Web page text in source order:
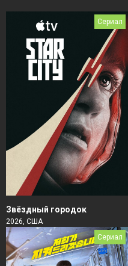
Сериал
Звёздный городок
2026, США
Сериал